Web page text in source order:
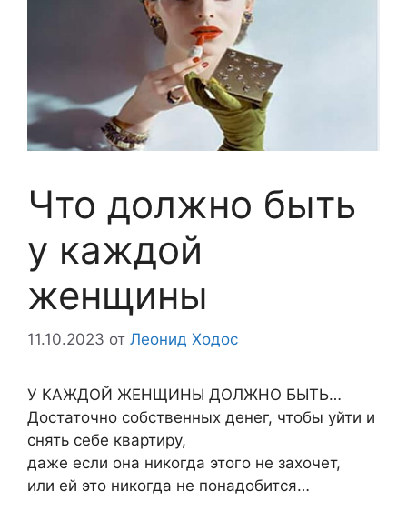
Что должно быть
у каждой
женщины
11.10.2023 от Леонид Ходос
У КАЖДОЙ ЖЕНЩИНЫ ДОЛЖНО БЫТЬ…
Достаточно собственных денег, чтобы уйти и
снять себе квартиру,
даже если она никогда этого не захочет,
или ей это никогда не понадобится…